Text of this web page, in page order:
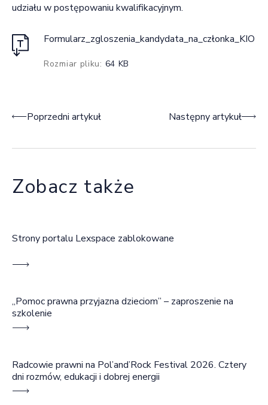
udziału w postępowaniu kwalifikacyjnym.
Formularz_zgloszenia_kandydata_na_członka_KIO
Rozmiar pliku: 64 KB
Nawigacja wpisu
Poprzedni artykuł Następny artykuł
Zobacz także
Strony portalu Lexspace zablokowane
„Pomoc prawna przyjazna dzieciom” – zaproszenie na
szkolenie
Radcowie prawni na Pol’and’Rock Festival 2026. Cztery
dni rozmów, edukacji i dobrej energii